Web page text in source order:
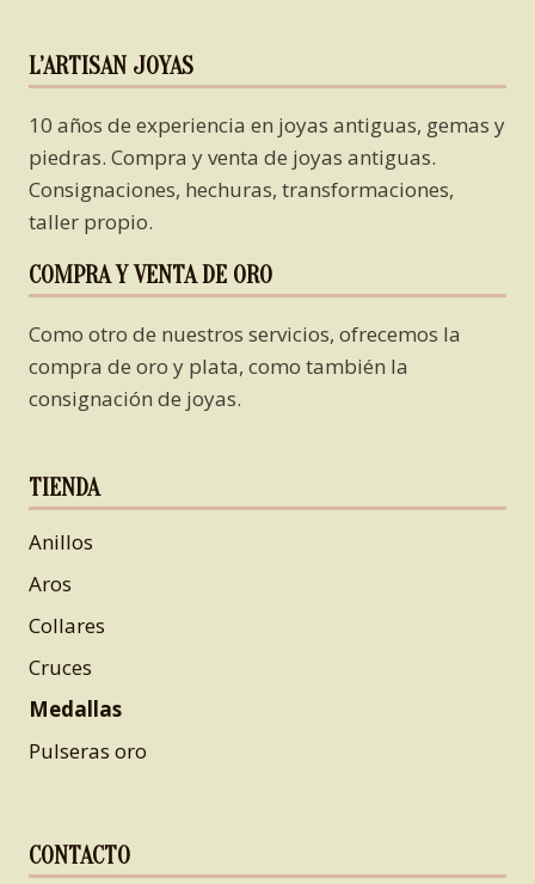
L’ARTISAN JOYAS
10 años de experiencia en joyas antiguas, gemas y
piedras. Compra y venta de joyas antiguas.
Consignaciones, hechuras, transformaciones,
taller propio.
COMPRA Y VENTA DE ORO
Como otro de nuestros servicios, ofrecemos la
compra de oro y plata, como también la
consignación de joyas.
TIENDA
Anillos
Aros
Collares
Cruces
Medallas
Pulseras oro
CONTACTO